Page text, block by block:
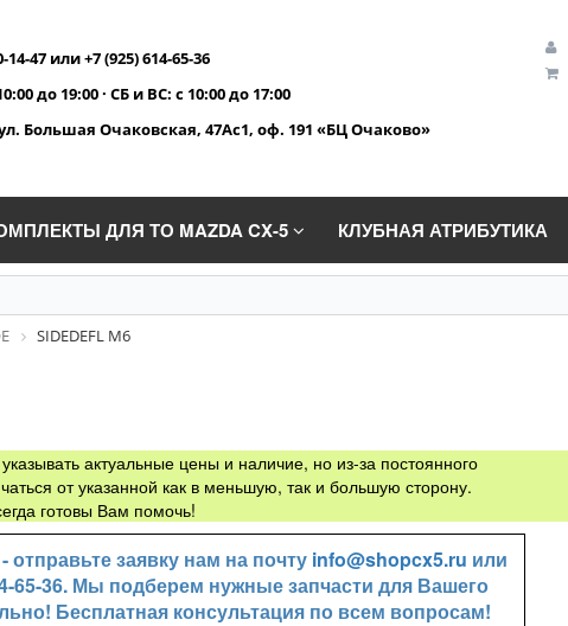
14-47 или +7 (925) 614-65-36
до 19:00 · СБ и ВС: с 10:00 до 17:00
Большая Очаковская, 47Ас1, оф. 191 «БЦ Очаково»
ДЛЯ ТО MAZDA CX-5 КЛУБНАЯ АТРИБУТИКА
SIDEDEFL M6
актуальные цены и наличие, но из-за постоянного
от указанной как в меньшую, так и большую сторону.
готовы Вам помочь!
заявку нам на почту info@shopcx5.ru или
65-36. Мы подберем нужные запчасти для Вашего
Бесплатная консультация по всем вопросам!